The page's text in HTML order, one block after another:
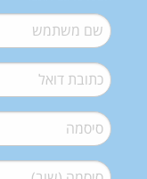
שם משתמש*
דואל*
סיסמה*
סיסמה (שוב)*